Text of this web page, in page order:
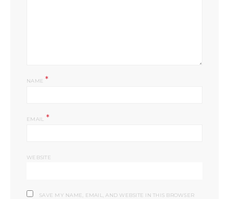
NAME*
EMAIL *
WEBSITE
SAVE MY NAME, EMAIL, AND WEBSITE IN THIS BROWSER